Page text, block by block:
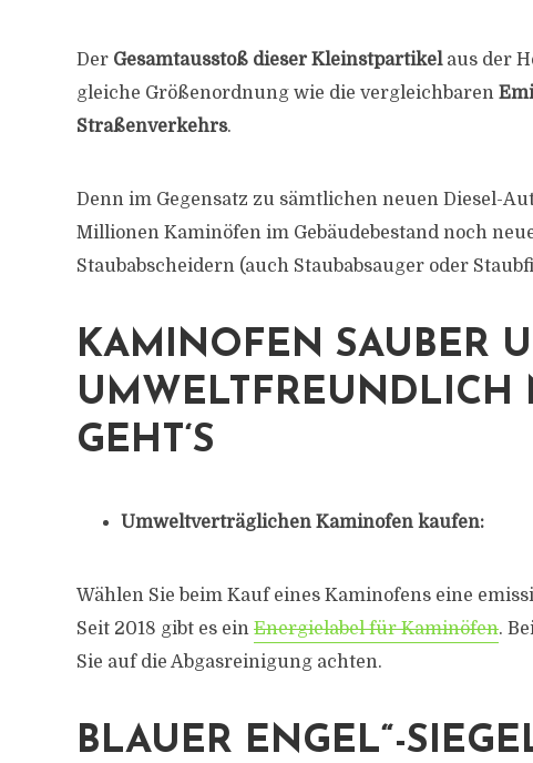
Der Gesamtausstoß dieser Kleinstpartikel aus der
gleiche Größenordnung wie die vergleichbaren
Straßenverkehrs.
Denn im Gegensatz zu sämtlichen neuen Diesel-
Millionen Kaminöfen im Gebäudebestand noch
Staubabscheidern (auch Staubabsauger oder
KAMINOFEN SAUBER
UMWELTFREUNDLICH
GEHT‘S
Umweltverträglichen Kaminofen kaufen:
Wählen Sie beim Kauf eines Kaminofens eine
Seit 2018 gibt es ein Energielabel für Kaminöfen.
Sie auf die Abgasreinigung achten.
BLAUER ENGEL“-